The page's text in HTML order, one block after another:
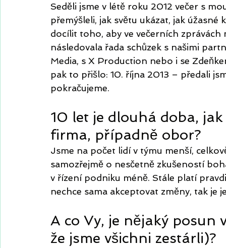
Seděli jsme v létě roku 2012 večer s
přemýšleli, jak světu ukázat, jak
docílit toho, aby ve večerních
následovala řada schůzek s našimi
Media, s X Production nebo i se
pak to přišlo: 10. října 2013 – předali
pokračujeme.
10 let je dlouhá doba,
firma, případně obor?
Jsme na počet lidí v týmu menší,
samozřejmě o nesčetně zkušeností
v řízení podniku méně. Stále platí
nechce sama akceptovat změny, tak
A co Vy, je nějaký posun
že jsme všichni zestárli)?